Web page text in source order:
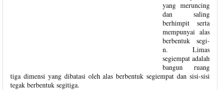
yang meruncing
dan saling
berhimpit serta
mempunyai alas
berbentuk segi-
n. Limas
segiempat adalah
bangun ruang
tiga dimensi yang dibatasi oleh alas berbentuk segiempat dan sisi-sisi
tegak berbentuk segitiga.